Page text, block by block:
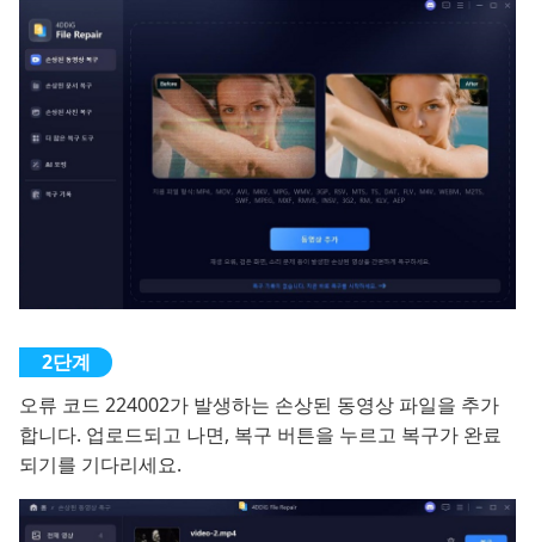
오류 코드 224002가 발생하는 손상된 동영상 파일을 추가
합니다. 업로드되고 나면, 복구 버튼을 누르고 복구가 완료
되기를 기다리세요.